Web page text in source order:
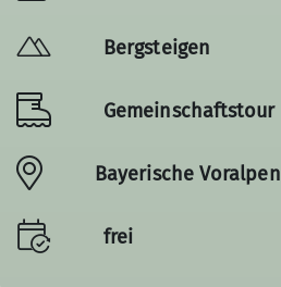
Bergsteigen
Gemeinschaftstour
Bayerische Voralpen
frei